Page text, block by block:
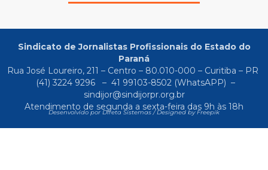
Sindicato de Jornalistas Profissionais do Estado do
Paraná
Rua José Loureiro, 211 – Centro – 80.010-000 – Curitiba – PR
(41) 3224 9296
– 41 99103-8502(WhatsAPP) –
sindijor@sindijorpr.org.br
Atendimento de segunda a sexta-feira das 9h às 18h
Desenvolvido por Direta Sistemas /Designed by Freepik